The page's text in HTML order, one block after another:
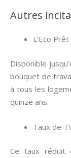
Autres
L’Eco
Disponible
bouquet de
à tous les
quinze ans.
Taux de
Ce taux réduit